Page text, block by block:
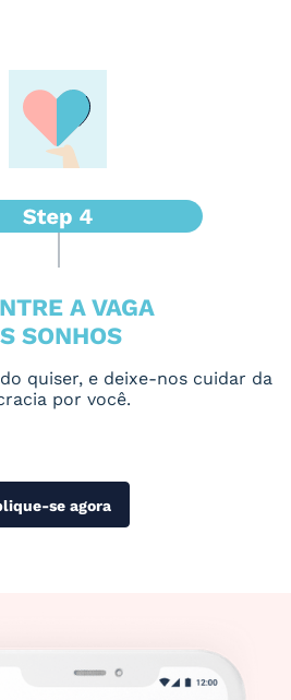
A VAGA
SONHOS
quiser, e deixe-nos cuidar da
por você.
se agora